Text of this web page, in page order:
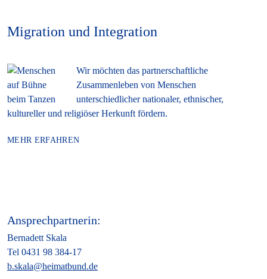
Migration und Integration
Wir möchten das partnerschaftliche
Zusammenleben von Menschen
unterschiedlicher nationaler, ethnischer,
kultureller und religiöser Herkunft fördern.
MEHR ERFAHREN
Ansprechpartnerin:
Bernadett Skala
Tel 0431 98 384-17
b.skala@heimatbund.de